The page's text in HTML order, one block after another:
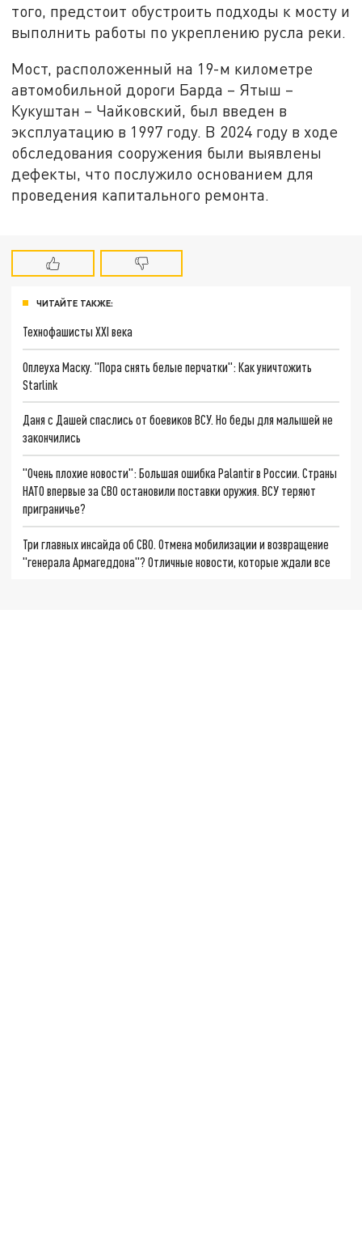
того, предстоит обустроить подходы к мосту и
выполнить работы по укреплению русла реки.
Мост, расположенный на 19-м километре
автомобильной дороги Барда – Ятыш –
Кукуштан – Чайковский, был введен в
эксплуатацию в 1997 году. В 2024 году в ходе
обследования сооружения были выявлены
дефекты, что послужило основанием для
проведения капитального ремонта.
ЧИТАЙТЕ ТАКЖЕ:
Технофашисты XXI века
Оплеуха Маску. "Пора снять белые перчатки": Как уничтожить
Starlink
Даня с Дашей спаслись от боевиков ВСУ. Но беды для малышей не
закончились
"Очень плохие новости": Большая ошибка Palantir в России. Страны
НАТО впервые за СВО остановили поставки оружия. ВСУ теряют
приграничье?
Три главных инсайда об СВО. Отмена мобилизации и возвращение
"генерала Армагеддона"? Отличные новости, которые ждали все